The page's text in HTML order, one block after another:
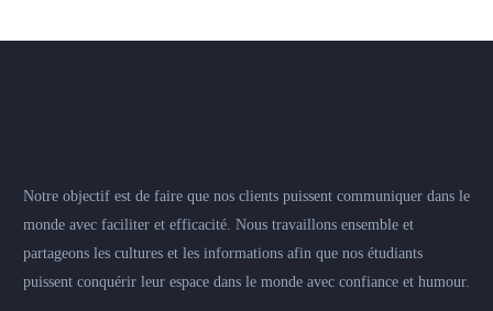
Notre objectif est de faire que nos clients puissent communiquer dans le
monde avec faciliter et efficacité. Nous travaillons ensemble et
partageons les cultures et les informations afin que nos étudiants
puissent conquérir leur espace dans le monde avec confiance et humour.